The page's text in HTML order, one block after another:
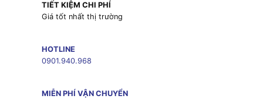
TIẾT KIỆM CHI PHÍ
Giá tốt nhất thị trường
HOTLINE
0901.940.968
MIỄN PHÍ VẬN CHUYỂN